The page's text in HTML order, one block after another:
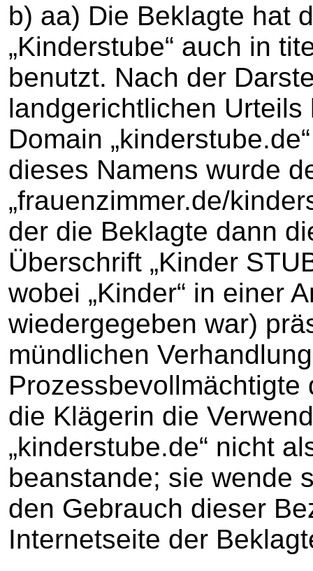
b) aa) Die Beklagte hat
„Kinderstube“ auch in
benutzt. Nach der
landgerichtlichen
Domain
dieses Namens wurde
„frauenzimmer.de/
der die Beklagte dann
Überschrift „Kinder
wobei „Kinder“ in einer
wiedergegeben war)
mündlichen
die Klägerin die
„kinderstube.de“ nicht
beanstande; sie wende
den Gebrauch dieser
Internetseite der